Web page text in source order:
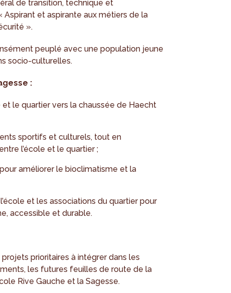
de transition, technique et
et aspirante aux métiers de la
».
peuplé avec une population jeune
socio-culturelles.
:
et le quartier vers la chaussée de Haecht
sportifs et culturels, tout en
l’école et le quartier ;
améliorer le bioclimatisme et la
et les associations du quartier pour
accessible et durable.
prioritaires à intégrer dans les
les futures feuilles de route de la
Rive Gauche et la Sagesse.